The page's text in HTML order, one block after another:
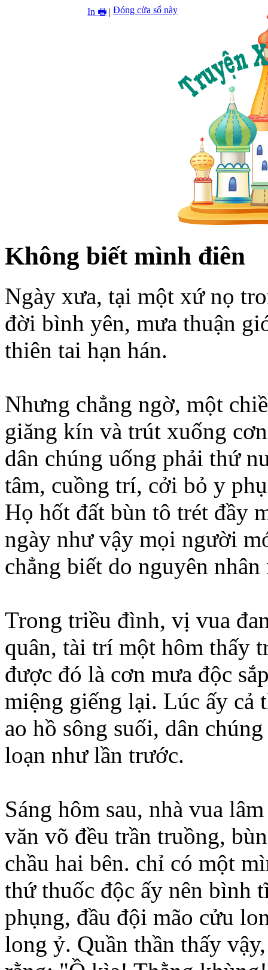
Đóng cửa sổ này
In 🖶 |
Không biết mình điên
Ngày xưa, tại một xứ nọ
đời bình yên, mưa thuận
thiên tai hạn hán.
Nhưng chẳng ngờ, một
giăng kín và trút xuống
dân chúng uống phải thứ
tâm, cuồng trí, cởi bỏ y
Họ hốt đất bùn tô trét đầy
ngày như vậy mọi người
chẳng biết do nguyên
Trong triều đình, vị vua
quân, tài trí một hôm thấy
được đó là cơn mưa độc
miệng giếng lại. Lúc ấy cả
ao hồ sông suối, dân
loạn như lần trước.
Sáng hôm sau, nhà vua
văn võ đều trần truồng,
chầu hai bên. chỉ có một
thứ thuốc độc ấy nên bình
phụng, đầu đội mão cửu
long ỷ. Quần thần thấy